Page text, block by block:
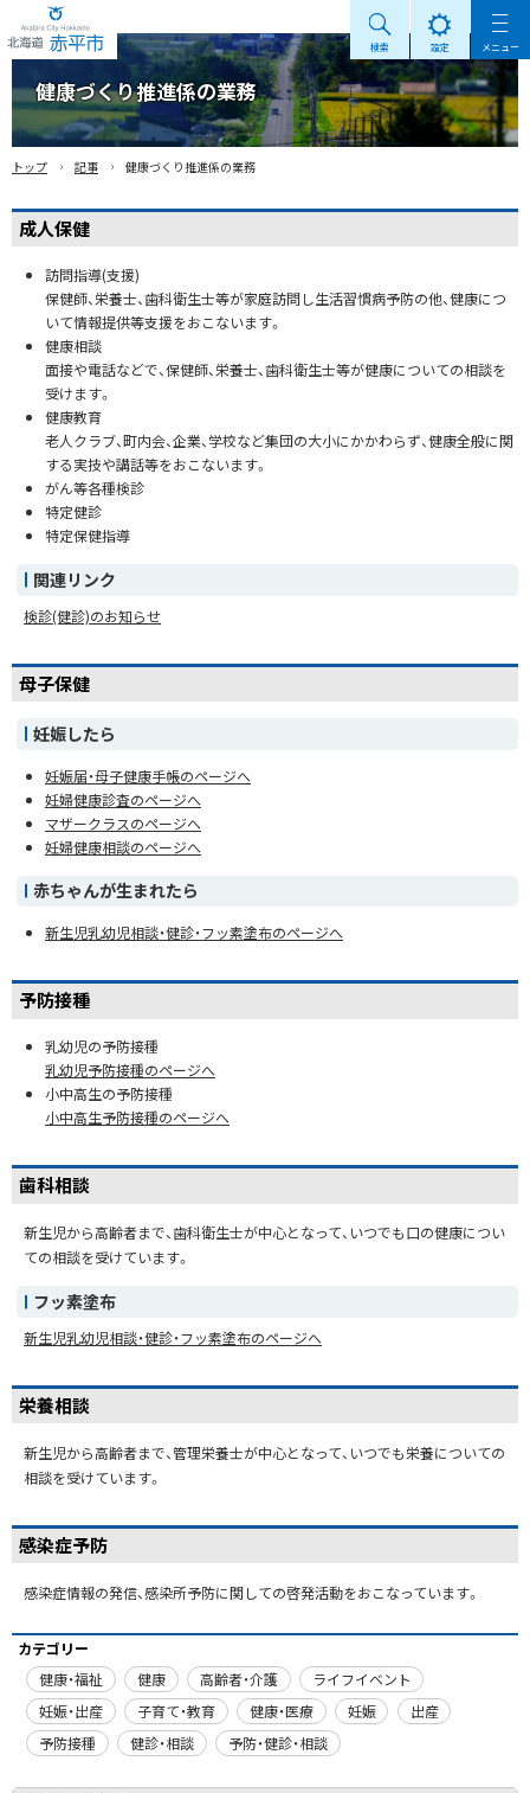
Akabira City Hokkaido 北海道 赤平市
検索 設定 メニュー
健康づくり推進係の業務
トップ › 記事 › 健康づくり推進係の業務
成人保健
訪問指導(支援)
保健師、栄養士、歯科衛生士等が家庭訪問し生活習慣病予防の他、健康につ
いて情報提供等支援をおこないます。
健康相談
面接や電話などで、保健師、栄養士、歯科衛生士等が健康についての相談を
受けます。
健康教育
老人クラブ、町内会、企業、学校など集団の大小にかかわらず、健康全般に関
する実技や講話等をおこないます。
がん等各種検診
特定健診
特定保健指導
関連リンク
検診(健診)のお知らせ
母子保健
妊娠したら
妊娠届・母子健康手帳のページへ
妊婦健康診査のページへ
マザークラスのページへ
妊婦健康相談のページへ
赤ちゃんが生まれたら
新生児乳幼児相談・健診・フッ素塗布のページへ
予防接種
乳幼児の予防接種
乳幼児予防接種のページへ
小中高生の予防接種
小中高生予防接種のページへ
歯科相談
新生児から高齢者まで、歯科衛生士が中心となって、いつでも口の健康につい
ての相談を受けています。
フッ素塗布
新生児乳幼児相談・健診・フッ素塗布のページへ
栄養相談
新生児から高齢者まで、管理栄養士が中心となって、いつでも栄養についての
相談を受けています。
感染症予防
感染症情報の発信、感染所予防に関しての啓発活動をおこなっています。
カテゴリー
健康・福祉
健康 高齢者・介護
ライフイベント
妊娠・出産
子育て・教育 健康・医療 妊娠
出産
予防接種
健診・相談 予防・健診・相談